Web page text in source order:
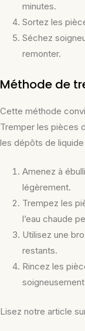
minutes.
Sortez les
Séchez
remonter.
Méthode de
Cette méthode
Tremper les pièces
les dépôts de
Amenez à
légèrement.
Trempez les
l’eau chaude
Utilisez une
restants.
Rincez les
Lisez notre article